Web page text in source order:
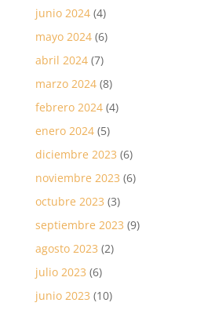
junio 2024(4)
mayo 2024(6)
abril 2024(7)
marzo 2024(8)
febrero 2024(4)
enero 2024(5)
diciembre 2023 (6)
noviembre 2023 (6)
octubre 2023 (3)
septiembre 2023 (9)
agosto 2023 (2)
julio 2023 (6)
junio 2023 (10)